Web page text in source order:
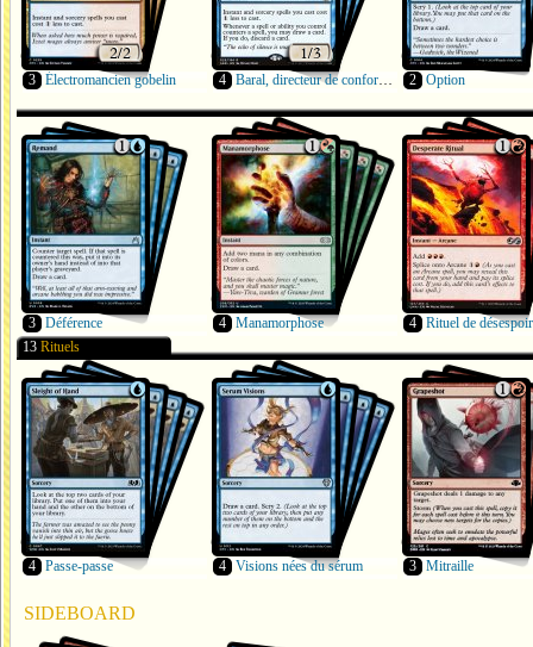
3 Électromancien gobelin 4 Baral, directeur de conformité 2 Option
3 Déférence 4 Manamorphose 4 Rituel de désespoir
13 Rituels
4 Passe-passe 4 Visions nées du sérum 3 Mitraille
SIDEBOARD